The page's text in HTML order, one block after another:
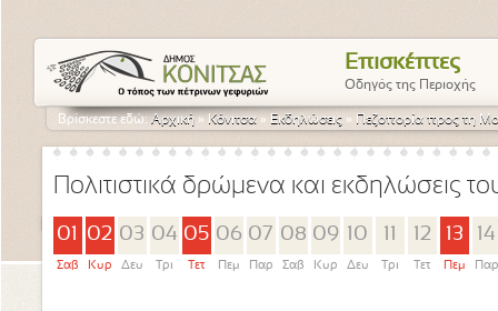
Επισκέπτες
Οδηγός της Περιοχής
Βρίσκεστε εδώ:Αρχική » Κόνιτσα » Εκδηλώσεις » Πεζοπορία προς τη
Πολιτιστικά δρώμενα και εκδηλώσεις
01
Σαβ
02
Κυρ
03
Δευ
04
Τρι
05
Τετ
06
Πεμ
07
Παρ
08
Σαβ
09
Κυρ
10
Δευ Τρι
12
Τετ
13
Πεμ
14
Παρ